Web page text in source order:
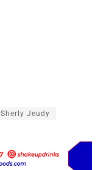
Sherly Jeudy